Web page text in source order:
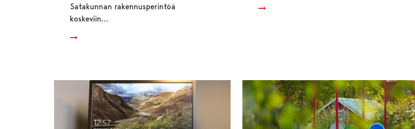
Satakunnan rakennusperintöä
koskeviin…